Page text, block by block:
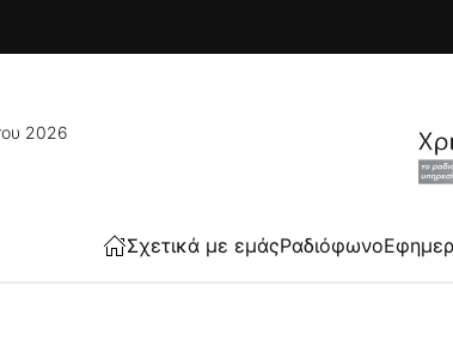
2026
Σχετικά με εμάςΡαδιόφωνο